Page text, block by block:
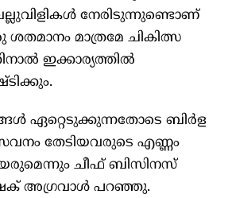
നേരിടുന്നുണ്ടൊണ്
മാത്രമേ ചികിത്സ
ഇക്കാര്യത്തില്‍
ഏറ്റെടുക്കുന്നതോടെ ബിര്‍ള
തേടിയവരുടെ എണ്ണം
ചീഫ് ബിസിനസ്
അഗ്രവാള്‍ പറഞ്ഞു.